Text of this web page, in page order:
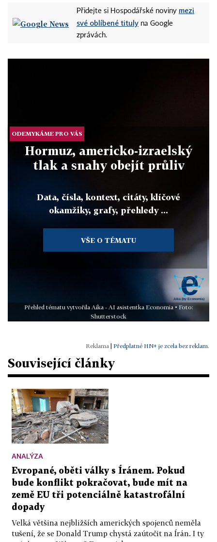
Přidejte si Hospodářské noviny mezi
své oblíbené tituly na Google
zprávách.
ODEMYKÁME PRO VÁS
Hormuz, americko-izraelský
tlak a snahy obejít průliv
Data, čísla, kontext, citáty, klíčové
okamžiky, grafy, přehledy ...
VŠE O TÉMATU
Přehled tématu vytvořila Aika - AI asistentka Economia • Foto:
Shutterstock
Předplatné HN+ je zcela bez reklam.
Související články
ANALÝZA
Evropané, oběti války s Íránem. Pokud
bude konflikt pokračovat, bude mít na
země EU tři potenciálně katastrofální
dopady
Velká většina nejbližších amerických spojenců neměla
tušení, že se Donald Trump chystá zaútočit na Írán. I ty